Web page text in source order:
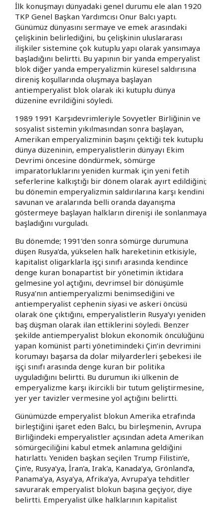
İlk konuşmayı dünyadaki genel durumu ele alan 1920
TKP Genel Başkan Yardımcısı Onur Balcı yaptı.
Günümüz dünyasını sermaye ve emek arasındaki
çelişkinin belirlediğini, bu çelişkinin uluslararası
ilişkiler sistemine çok kutuplu yapı olarak yansımaya
başladığını belirtti. Bu yapının bir yanda emperyalist
blok diğer yanda emperyalizmin küresel saldırısına
direniş koşullarında oluşmaya başlayan
antiemperyalist blok olarak iki kutuplu dünya
düzenine evrildiğini söyledi.
1989 1991 Karşıdevrimleriyle Sovyetler Birliğinin ve
sosyalist sistemin yıkılmasından sonra başlayan,
Amerikan emperyalizminin başını çektiği tek kutuplu
dünya düzeninin, emperyalistlerin dünyayı Ekim
Devrimi öncesine döndürmek, sömürge
imparatorluklarını yeniden kurmak için yeni fetih
seferlerine kalkıştığı bir dönem olarak ayırt edildiğini;
bu dönemin emperyalizmin saldırılarına karşı kendini
savunan ve aralarında belli oranda dayanışma
göstermeye başlayan halkların direnişi ile sonlanmaya
başladığını vurguladı.
Bu dönemde; 1991’den sonra sömürge durumuna
düşen Rusya’da, yükselen halk hareketinin etkisiyle,
kapitalist oligarklarla işçi sınıfı arasında kendince
denge kuran bonapartist bir yönetimin iktidara
gelmesine yol açtığını, devrimsel bir dönüşümle
Rusya’nın antiemperyalizmi benimsediğini ve
antiemperyalist cephenin siyasi ve askeri öncüsü
olarak öne çıktığını, emperyalistlerin Rusya’yı yeniden
baş düşman olarak ilan ettiklerini söyledi. Benzer
şekilde antiemperyalist blokun ekonomik öncülüğünü
yapan komünist parti yönetimindeki Çin’in devrimini
korumayı başarsa da dolar milyarderleri şebekesi ile
işçi sınıfı arasında denge kuran bir politika
uyguladığını belirtti. Bu durumun iki ülkenin de
emperyalizme karşı ikircikli bir tutum geliştirmesine,
yer yer tavizler vermesine yol açtığını belirtti.
Günümüzde emperyalist blokun Amerika etrafında
birleştiğini işaret eden Balcı, bu birleşmenin, Avrupa
Birliğindeki emperyalistler açısından adeta Amerikan
sömürgeciliğini kabul etmek anlamına geldiğini
hatırlattı. Yeniden başkan seçilen Trump Filistin’e,
Çin’e, Rusya’ya, İran’a, Irak’a, Kanada’ya, Grönland’a,
Panama’ya, Asya’ya, Afrika’ya, Avrupa’ya tehditler
savurarak emperyalist blokun başına geçiyor, diye
belirtti. Emperyalist ülke halklarının kapitalist